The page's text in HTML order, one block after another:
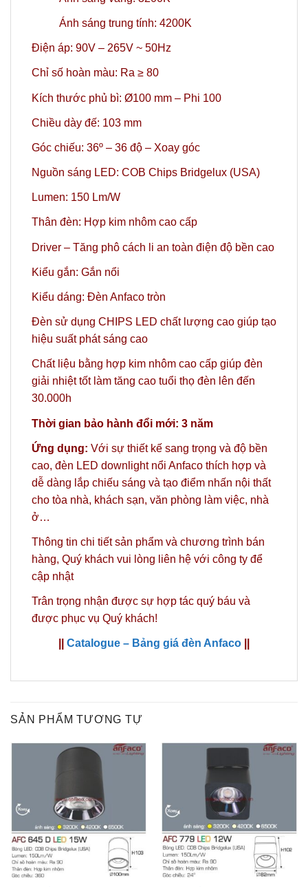
Ánh sáng trung tính: 4200K
Điện áp: 90V – 265V ~ 50Hz
Chỉ số hoàn màu: Ra ≥ 80
Kích thước phủ bì: Ø100 mm – Phi 100
Chiều dày đế: 103 mm
Góc chiếu: 36º – 36 độ – Xoay góc
Nguồn sáng LED: COB Chips Bridgelux (USA)
Lumen: 150 Lm/W
Thân đèn: Hợp kim nhôm cao cấp
Driver – Tăng phô cách li an toàn điện độ bền cao
Kiểu gắn: Gắn nổi
Kiểu dáng: Đèn Anfaco tròn
Đèn sử dụng CHIPS LED chất lượng cao giúp tạo
hiệu suất phát sáng cao
Chất liệu bằng hợp kim nhôm cao cấp giúp đèn
giải nhiệt tốt làm tăng cao tuổi thọ đèn lên đến
30.000h
Thời gian bảo hành đổi mới: 3 năm
Ứng dụng: Với sự thiết kế sang trọng và độ bền
cao, đèn LED downlight nổi Anfaco thích hợp và
dễ dàng lắp chiếu sáng và tạo điểm nhấn nội thất
cho tòa nhà, khách sạn, văn phòng làm việc, nhà
ở…
Thông tin chi tiết sản phẩm và chương trình bán
hàng, Quý khách vui lòng liên hệ với công ty để
cập nhật
Trân trọng nhận được sự hợp tác quý báu và
được phục vụ Quý khách!
Catalogue – Bảng giá đèn Anfaco
SẢN PHẨM TƯƠNG TỰ